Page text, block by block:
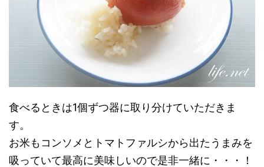
食べるときは1個ずつ器に取り分けていただきま
す。
お米もコンソメとトマトファルシから出たうまみを
吸っていて最高に美味しいので是非一緒に・・・！